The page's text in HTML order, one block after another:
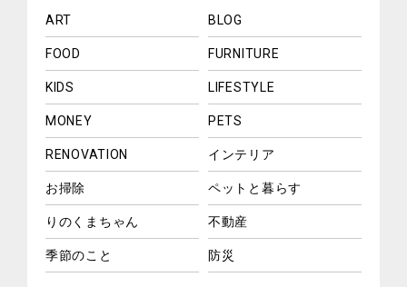
ART BLOG
FOOD FURNITURE
KIDS LIFESTYLE
MONEY PETS
RENOVATION インテリア
お掃除 ペットと暮らす
りのくまちゃん 不動産
季節のこと 防災